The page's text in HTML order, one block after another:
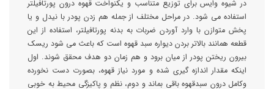
در شیوه وایس برای توزیع متناسب و یکنواخت قهوه درون پورتافیلتر
استفاده می شود. در مراحل مختلف از جمله هم زدن پودر با نیدل و یا
پخش متوازن با وارد آوردن ضربات به بدنه پورتافیلتر، استفاده از این
قطعه همانند بالاتر بردن دیواره سبد قهوه است که باعث می شود ریسک
بیرون ریختن پودر از میان برود و هم زمان دو هدف محقق شوند. اول
اینکه مقدار اندازه گیری شده و مورد نیاز قهوه، بصورت دست نخورده
وکامل درون سبدقهوه باقی بماند و دوم، نظم و پاکیزگی محیط به خوبی